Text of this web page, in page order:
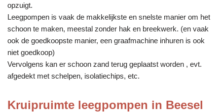
opzuigt.
Leegpompen is vaak de makkelijkste en snelste manier om het
schoon te maken, meestal zonder hak en breekwerk. (en vaak
ook de goedkoopste manier, een graafmachine inhuren is ook
niet goedkoop)
Vervolgens kan er schoon zand terug geplaatst worden , evt.
afgedekt met schelpen, isolatiechips, etc.
Kruipruimte leegpompen in Beesel